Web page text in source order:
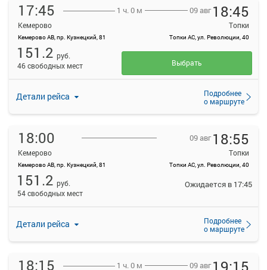
17:45
Кемерово
Кемерово АВ, пр. Кузнецкий, 81
1 ч. 0 м 09 авг 18:45
Топки
Топки АС, ул. Революции, 40
Детали рейса
Подробнее
о маршруте
151.2 руб.
46 свободных мест
Выбрать
18:00
Кемерово
Кемерово АВ, пр. Кузнецкий, 81
09 авг 18:55
Топки
Топки АС, ул. Революции, 40
Детали рейса
Подробнее
о маршруте
151.2 руб.
54 свободных мест
Ожидается в 17:45
18:15 1 ч. 0 м 09 авг